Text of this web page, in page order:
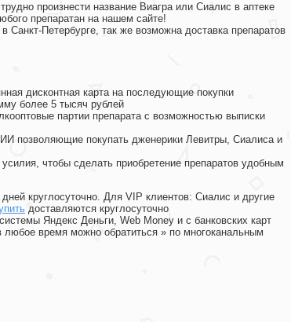
произнести название Виагра или Сиалис в аптеке
препаратан на нашем сайте!
Петербурге, так же возможна доставка препаратов
дисконтная карта на последующие покупки
более 5 тысяч рублей
партии препарата с возможностью выписки
позволяющие покупать дженерики Левитры, Сиалиса и
чтобы сделать приобретение препаратов удобным
круглосуточно. Для VIP клиентов: Сиалис и другие
доставляются круглосуточно
Яндекс Деньги, Web Money и с банковских карт
любое время можно обратиться » по многоканальным